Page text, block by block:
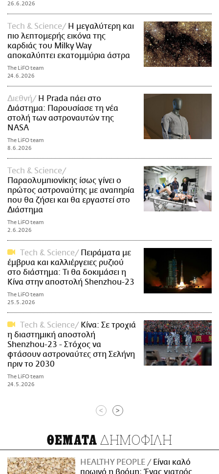
26.6.2026
Τech & Science
Η μεγαλύτερη και
πιο λεπτομερής εικόνα της
καρδιάς του Milky Way
αποκαλύπτει εκατομμύρια άστρα
The LiFO team
24.6.2026
Διεθνή
Η Prada πάει στο
Διάστημα: Παρουσίασε τη νέα
στολή των αστροναυτών της
NASA
The LiFO team
8.6.2026
Τech & Science
Παραολυμπιονίκης ίσως γίνει ο
πρώτος αστροναύτης με αναπηρία
που θα ζήσει και θα εργαστεί στο
Διάστημα
The LiFO team
2.6.2026
Τech & Science
Πειράματα με
έμβρυα και καλλιέργειες ρυζιού
στο διάστημα: Τι θα δοκιμάσει η
Κίνα στην αποστολή Shenzhou-23
The LiFO team
25.5.2026
Τech & Science
Κίνα: Σε τροχιά
η διαστημική αποστολή
Shenzhou-23 - Στόχος να
φτάσουν αστροναύτες στη Σελήνη
πριν το 2030
The LiFO team
24.5.2026
< >
ΘΕΜΑΤΑ ΔΗΜΟΦΙΛΗ
HEALTHY PEOPLE
Είναι καλό
πρωινό η βρόμη; Ένας γιατρός